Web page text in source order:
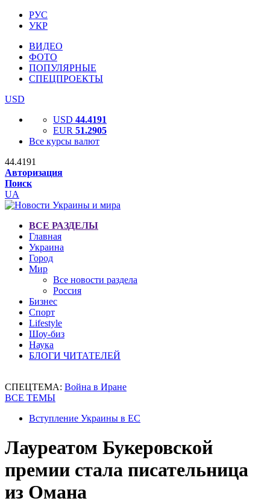
РУС
УКР
ВИДЕО
ФОТО
ПОПУЛЯРНЫЕ
СПЕЦПРОЕКТЫ
USD
USD 44.4191
EUR 51.2905
Все курсы валют
44.4191
Авторизация
Поиск
UA
ВСЕ РАЗДЕЛЫ
Главная
Украина
Город
Мир
Все новости раздела
Россия
Бизнес
Спорт
Lifestyle
Шоу-биз
Наука
БЛОГИ ЧИТАТЕЛЕЙ
СПЕЦТЕМА: Война в Иране
ВСЕ ТЕМЫ
Вступление Украины в ЕС
Лауреатом Букеровской
премии стала писательница
из Омана